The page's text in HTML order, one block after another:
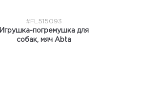
#FL515093
Игрушка-погремушка для
собак, мяч Abta